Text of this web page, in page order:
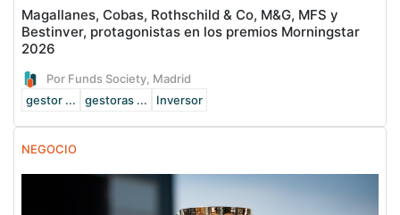
Magallanes, Cobas, Rothschild & Co, M&G, MFS y
Bestinver, protagonistas en los premios Morningstar
2026
Por Funds Society, Madrid
gestor ...
gestoras ... Inversor
NEGOCIO